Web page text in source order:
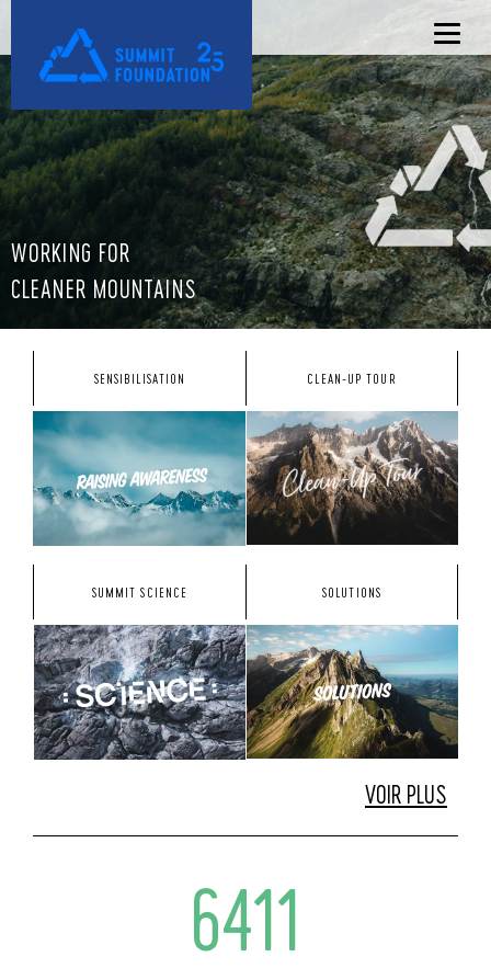
WORKING FOR
CLEANER MOUNTAINS
SENSIBILISATION CLEAN-UP TOUR
SUMMIT SCIENCE SOLUTIONS
VOIR PLUS
6411